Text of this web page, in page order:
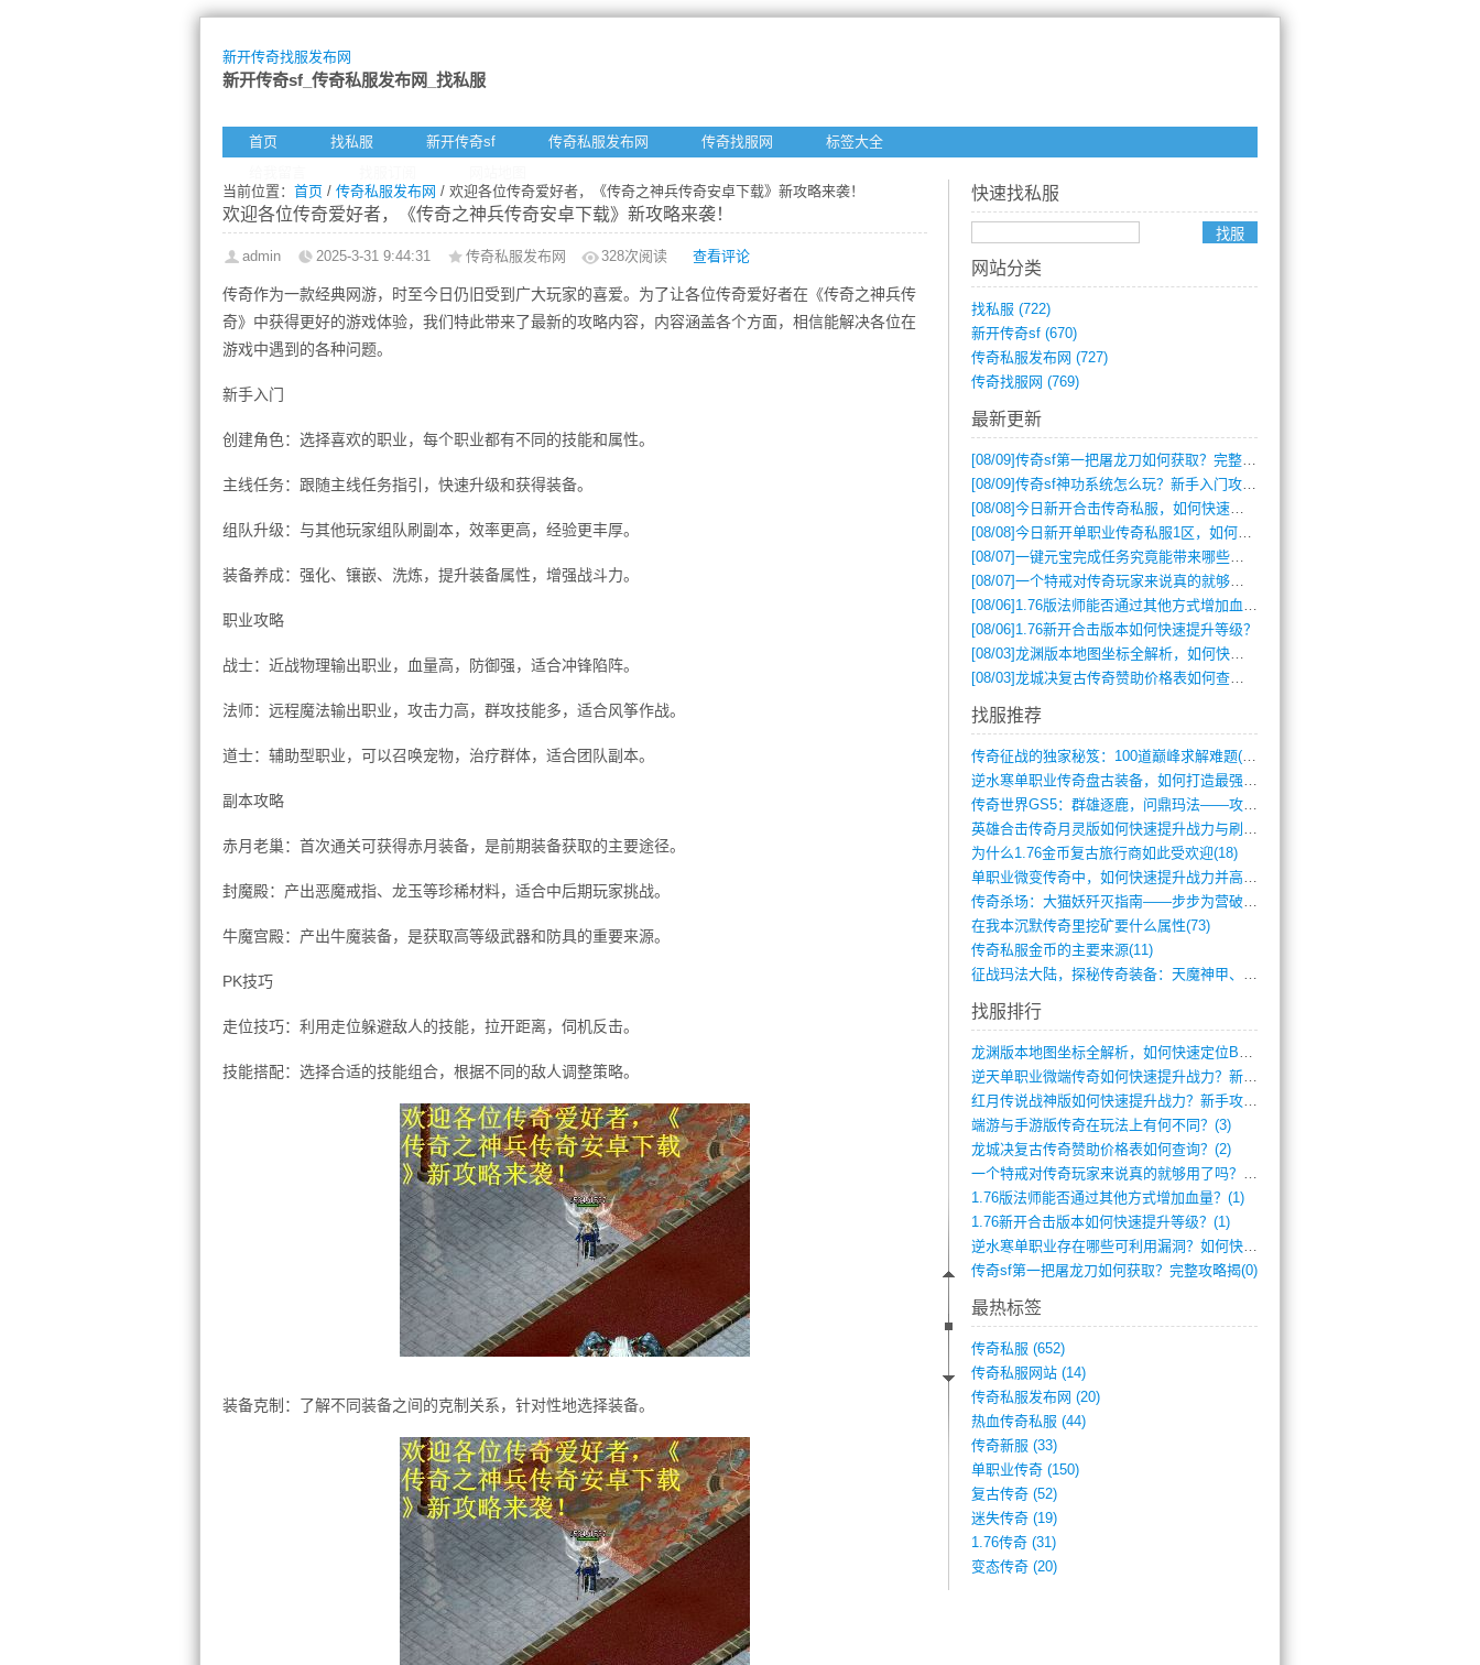
新开传奇找服发布网
新开传奇sf_传奇私服发布网_找私服
首页 找私服 新开传奇sf 传奇私服发布网 传奇找服网
标签大全
当前位置： 首页 / 传奇私服发布网 / 欢迎各位传奇爱好者，《传奇之神兵传奇安卓下载》新攻略来袭！
欢迎各位传奇爱好者，《传奇之神兵传奇安卓下载》新攻略来袭！
admin 2025-3-31 9:44:31 传奇私服发布网 328次阅读 查看评论
传奇作为一款经典网游，时至今日仍旧受到广大玩家的喜爱。为了让各位传奇爱好者在《传奇之神兵传
奇》中获得更好的游戏体验，我们特此带来了最新的攻略内容，内容涵盖各个方面，相信能解决各位在
游戏中遇到的各种问题。
新手入门
创建角色：选择喜欢的职业，每个职业都有不同的技能和属性。
主线任务：跟随主线任务指引，快速升级和获得装备。
组队升级：与其他玩家组队刷副本，效率更高，经验更丰厚。
装备养成：强化、镶嵌、洗炼，提升装备属性，增强战斗力。
职业攻略
战士：近战物理输出职业，血量高，防御强，适合冲锋陷阵。
法师：远程魔法输出职业，攻击力高，群攻技能多，适合风筝作战。
道士：辅助型职业，可以召唤宠物，治疗群体，适合团队副本。
副本攻略
赤月老巢：首次通关可获得赤月装备，是前期装备获取的主要途径。
封魔殿：产出恶魔戒指、龙玉等珍稀材料，适合中后期玩家挑战。
牛魔宫殿：产出牛魔装备，是获取高等级武器和防具的重要来源。
PK技巧
走位技巧：利用走位躲避敌人的技能，拉开距离，伺机反击。
技能搭配：选择合适的技能组合，根据不同的敌人调整策略。
装备克制：了解不同装备之间的克制关系，针对性地选择装备。
快速找私服
网站分类
找私服 (722)
新开传奇sf (670)
传奇私服发布网 (727)
传奇找服网 (769)
最新更新
[08/09]传奇sf第一把屠龙刀如何获取？完整攻略揭秘
[08/09]传奇sf神功系统怎么玩？新手入门攻略全解析
[08/08]今日新开合击传奇私服，如何快速提升角色战力？
[08/08]今日新开单职业传奇私服1区，如何快速升级与获取顶级装备？
[08/07]一键元宝完成任务究竟能带来哪些超值优势？
[08/07]一个特戒对传奇玩家来说真的就够用了吗？
[08/06] 1.76版法师能否通过其他方式增加血量？
[08/06] 1.76新开合击版本如何快速提升等级？
[08/03]龙渊版本地图坐标全解析，如何快速定位BOSS位置？
[08/03]龙城决复古传奇赞助价格表如何查询？
找服推荐
传奇征战的独家秘笈：100道巅峰求解难题(366)
逆水寒单职业传奇盘古装备，如何打造最强战(491)
传奇世界GS5：群雄逐鹿，问鼎玛法——攻(626)
英雄合击传奇月灵版如何快速提升战力与刷装(381)
为什么1.76金币复古旅行商如此受欢迎(18)
单职业微变传奇中，如何快速提升战力并高效(5)
传奇杀场：大猫妖歼灭指南——步步为营破强(347)
在我本沉默传奇里挖矿要什么属性(73)
传奇私服金币的主要来源(11)
征战玛法大陆，探秘传奇装备：天魔神甲、屠(870)
找服排行
龙渊版本地图坐标全解析，如何快速定位BO(4)
逆天单职业微端传奇如何快速提升战力？新手(4)
红月传说战神版如何快速提升战力？新手攻略(3)
端游与手游版传奇在玩法上有何不同？(3)
龙城决复古传奇赞助价格表如何查询？(2)
一个特戒对传奇玩家来说真的就够用了吗？(1)
1.76版法师能否通过其他方式增加血量？(1)
1.76新开合击版本如何快速提升等级？(1)
逆水寒单职业存在哪些可利用漏洞？如何快速(1)
传奇sf第一把屠龙刀如何获取？完整攻略揭(0)
最热标签
传奇私服 (652)
传奇私服网站 (14)
传奇私服发布网 (20)
热血传奇私服 (44)
传奇新服 (33)
单职业传奇 (150)
复古传奇 (52)
迷失传奇 (19)
1.76传奇 (31)
变态传奇 (20)